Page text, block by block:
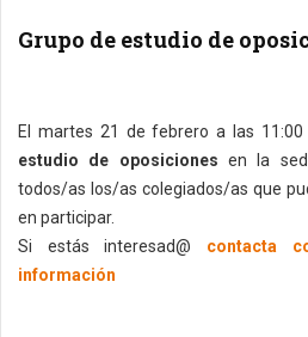
Grupo de estudio de
El martes 21 de febrero a las 11:00
estudio de oposiciones en la
todos/as los/as colegiados/as que
en participar.
Si estás interesad@ contacta
información